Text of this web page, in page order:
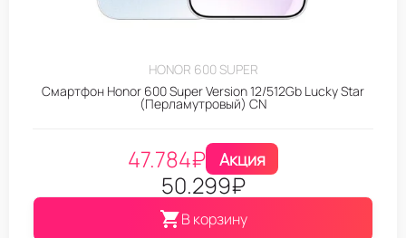
HONOR 600 SUPER
Смартфон Honor 600 Super Version 12/512Gb Lucky Star
(Перламутровый) CN
47.784₽ Акция
50.299₽
В корзину